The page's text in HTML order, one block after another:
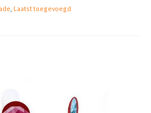
, Laatst toegevoegd